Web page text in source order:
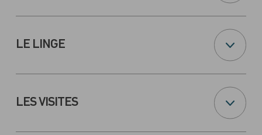
LE LINGE
LES VISITES